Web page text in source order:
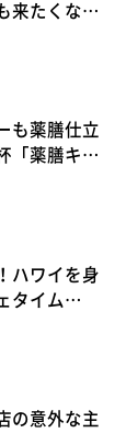
来たくなる
泉区泉中
も薬膳仕立
「薬膳キッ
町吉岡上柴
ハワイを身
タイム
若林区東
の意外な主